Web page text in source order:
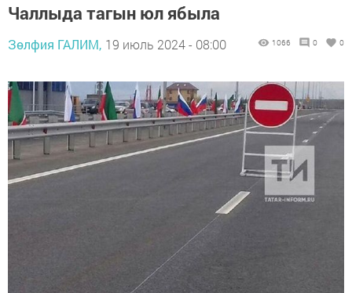
Чаллыда тагын юл ябыла
Зөлфия ГАЛИМ, 19 июль 2024 - 08:00 1066 0 0